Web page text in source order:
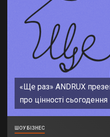
«Ще раз» ANDRUX
про цінності сьогодення
ШОУ БІЗНЕС